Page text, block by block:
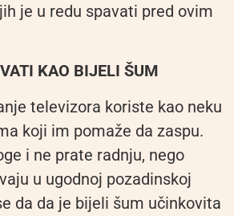
je u redu spavati pred ovim
KAO BIJELI ŠUM
televizora koriste kao neku
koji im pomaže da zaspu.
i ne prate radnju, nego
u ugodnoj pozadinskoj
da da je bijeli šum učinkovita